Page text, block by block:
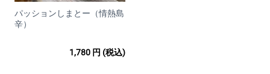
当店では商品に欠陥がある場合を除
パッションしまとー（情熱島
辛）
1,780 円 (税込)